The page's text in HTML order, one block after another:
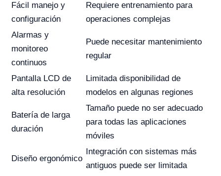
Fácil manejo y
configuración
Requiere entrenamiento para
operaciones complejas
Alarmas y
monitoreo
continuos
Puede necesitar mantenimiento
regular
Pantalla LCD de
alta resolución
Limitada disponibilidad de
modelos en algunas regiones
Batería de larga
duración
Tamaño puede no ser adecuado
para todas las aplicaciones
móviles
Diseño ergonómico
Integración con sistemas más
antiguos puede ser limitada